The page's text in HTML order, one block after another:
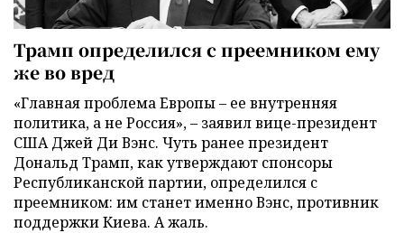
Трамп определился с преемником ему
же во вред
«Главная проблема Европы – ее внутренняя
политика, а не Россия», – заявил вице-президент
США Джей Ди Вэнс. Чуть ранее президент
Дональд Трамп, как утверждают спонсоры
Республиканской партии, определился с
преемником: им станет именно Вэнс, противник
поддержки Киева. А жаль.